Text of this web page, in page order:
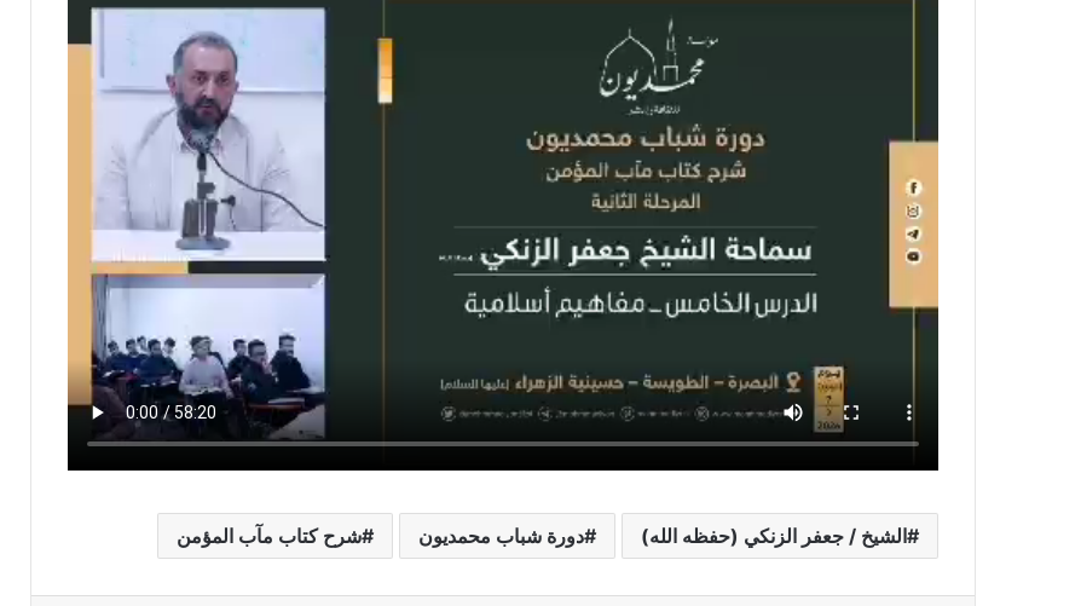
الشيخ / جعفر الزنكي (حفظه الله) دورة شباب محمديون شرح كتاب مآب المؤمن